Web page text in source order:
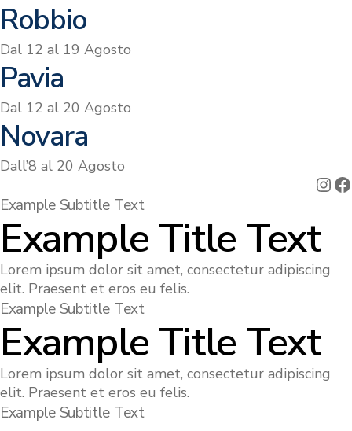
Robbio
Dal 12 al 19 Agosto
Pavia
Dal 12 al 20 Agosto
Novara
Dall’8 al 20 Agosto
Example Subtitle Text
Example Title Text
Lorem ipsum dolor sit amet, consectetur adipiscing
elit. Praesent et eros eu felis.
Example Subtitle Text
Example Title Text
Lorem ipsum dolor sit amet, consectetur adipiscing
elit. Praesent et eros eu felis.
Example Subtitle Text